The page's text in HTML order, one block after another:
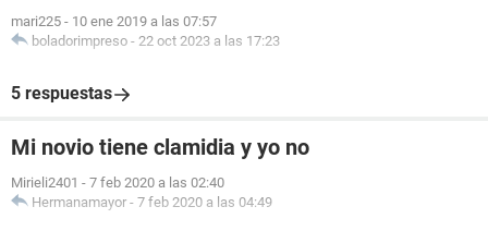
mari225 - 10 ene 2019 a las 07:57
boladorimpreso - 22 oct 2023 a las 17:23
5 respuestas
Mi novio tiene clamidia y yo no
Mirieli2401 - 7 feb 2020 a las 02:40
Hermanamayor - 7 feb 2020 a las 04:49